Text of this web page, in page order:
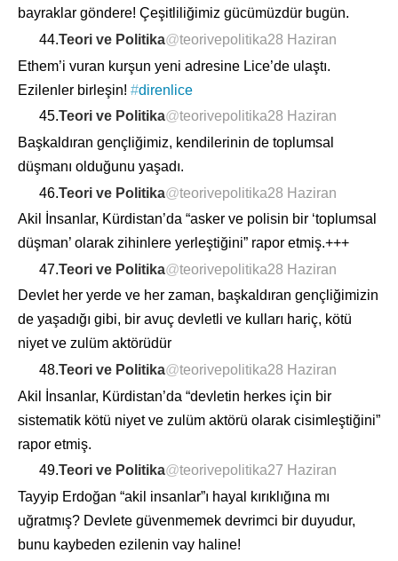
bayraklar göndere! Çeşitliliğimiz gücümüzdür bugün.
44.Teori ve Politika@teorivepolitika28 Haziran
Ethem’i vuran kurşun yeni adresine Lice’de ulaştı.
Ezilenler birleşin! #direnlice
45.Teori ve Politika@teorivepolitika28 Haziran
Başkaldıran gençliğimiz, kendilerinin de toplumsal
düşmanı olduğunu yaşadı.
46.Teori ve Politika@teorivepolitika28 Haziran
Akil İnsanlar, Kürdistan’da “asker ve polisin bir ‘toplumsal
düşman’ olarak zihinlere yerleştiğini” rapor etmiş.+++
47.Teori ve Politika@teorivepolitika28 Haziran
Devlet her yerde ve her zaman, başkaldıran gençliğimizin
de yaşadığı gibi, bir avuç devletli ve kulları hariç, kötü
niyet ve zulüm aktörüdür
48.Teori ve Politika@teorivepolitika28 Haziran
Akil İnsanlar, Kürdistan’da “devletin herkes için bir
sistematik kötü niyet ve zulüm aktörü olarak cisimleştiğini”
rapor etmiş.
49.Teori ve Politika@teorivepolitika27 Haziran
Tayyip Erdoğan “akil insanlar”ı hayal kırıklığına mı
uğratmış? Devlete güvenmemek devrimci bir duyudur,
bunu kaybeden ezilenin vay haline!